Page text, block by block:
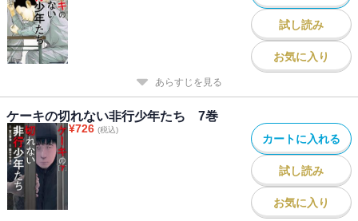
試し読み
お気に入り
あらすじを見る
ケーキの切れない非行少年たち 7巻
¥726 (税込)
カートに入れる
試し読み
お気に入り